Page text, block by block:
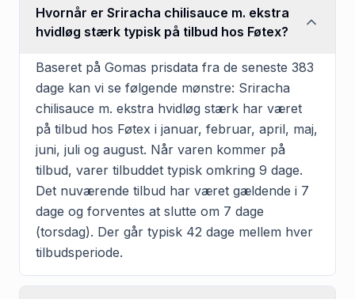
Hvornår er Sriracha chilisauce m. ekstra
hvidløg stærk typisk på tilbud hos Føtex?
Baseret på Gomas prisdata fra de seneste 383
dage kan vi se følgende mønstre: Sriracha
chilisauce m. ekstra hvidløg stærk har været
på tilbud hos Føtex i januar, februar, april, maj,
juni, juli og august. Når varen kommer på
tilbud, varer tilbuddet typisk omkring 9 dage.
Det nuværende tilbud har været gældende i 7
dage og forventes at slutte om 7 dage
(torsdag). Der går typisk 42 dage mellem hver
tilbudsperiode.